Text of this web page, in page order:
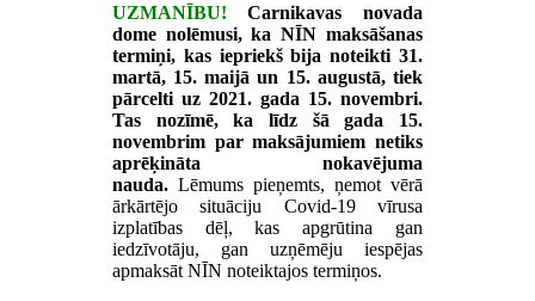
UZMANĪBU!Carnikavas novada
dome nolēmusi, ka NĪN maksāšanas
termiņi, kas iepriekš bija noteikti 31.
martā, 15. maijā un 15. augustā, tiek
pārcelti uz 2021. gada 15. novembri.
Tas nozīmē, ka līdz šā gada 15.
novembrim par maksājumiem netiks
aprēķināta nokavējuma
nauda. Lēmums pieņemts, ņemot vērā
ārkārtējo situāciju Covid-19 vīrusa
izplatības dēļ, kas apgrūtina gan
iedzīvotāju, gan uzņēmēju iespējas
apmaksāt NĪN noteiktajos termiņos.